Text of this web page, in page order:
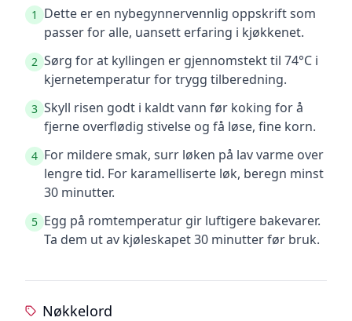
1
Dette er en nybegynnervennlig oppskrift som
passer for alle, uansett erfaring i kjøkkenet.
2 Sørg for at kyllingen er gjennomstekt til 74°C i
kjernetemperatur for trygg tilberedning.
3 Skyll risen godt i kaldt vann før koking for å
fjerne overflødig stivelse og få løse, fine korn.
4 For mildere smak, surr løken på lav varme over
lengre tid. For karamelliserte løk, beregn minst
30 minutter.
5 Egg på romtemperatur gir luftigere bakevarer.
Ta dem ut av kjøleskapet 30 minutter før bruk.
Nøkkelord